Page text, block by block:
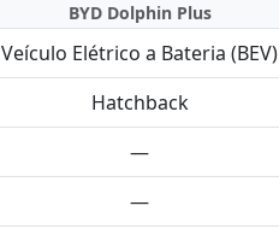
BYD Dolphin Plus
Veículo Elétrico a Bateria (BEV)
Hatchback
—
—